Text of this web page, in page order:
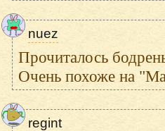
nuez
Прочиталось
Очень похоже на
regint